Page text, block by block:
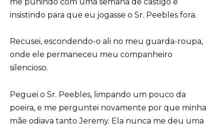
insistindo para que eu jogasse o Sr. Peebles fora.
Recusei, escondendo-o ali no meu guarda-roupa,
onde ele permaneceu meu companheiro
silencioso.
Peguei o Sr. Peebles, limpando um pouco da
poeira, e me perguntei novamente por que minha
mãe odiava tanto Jeremy. Ela nunca me deu uma